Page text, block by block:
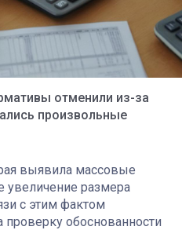
отменили из-за
произвольные
выявила массовые
увеличение размера
с этим фактом
проверку обоснованности